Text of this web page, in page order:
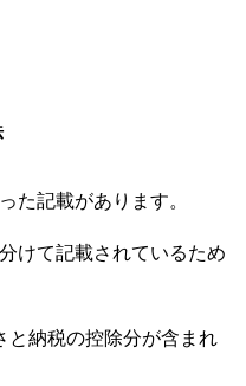
た記載があります。
けて記載されているため
と納税の控除分が含まれ